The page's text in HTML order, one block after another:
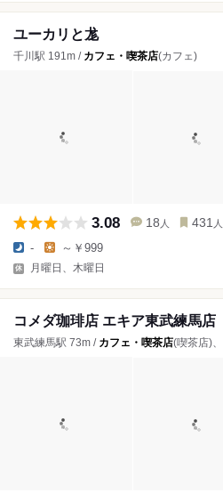
ユーカリと尨
千川駅 191m / カフェ・喫茶店(カフェ)
3.08 18 人 431 人
- ～￥999
月曜日、木曜日
コメダ珈琲店 エキア東武練馬店
東武練馬駅 73m / カフェ・喫茶店(喫茶店)、